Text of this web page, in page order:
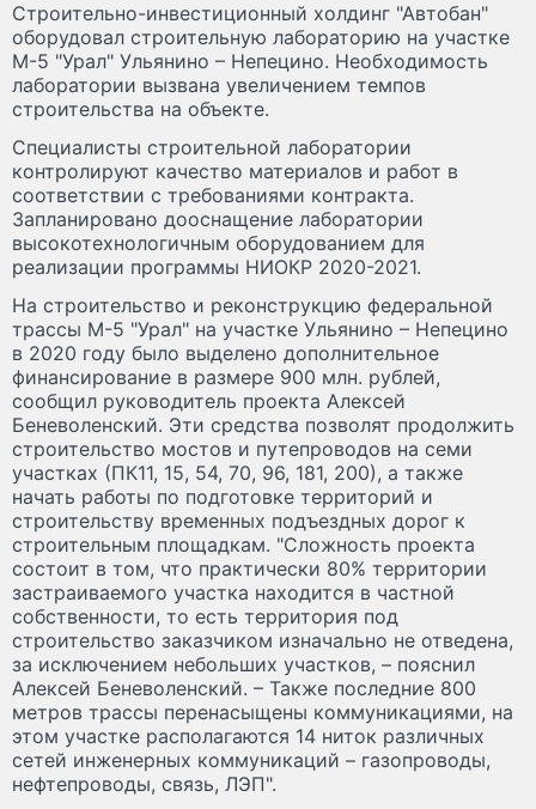
Строительно-инвестиционный холдинг "Автобан"
оборудовал строительную лабораторию на участке
М-5 "Урал" Ульянино – Непецино. Необходимость
лаборатории вызвана увеличением темпов
строительства на объекте.
Специалисты строительной лаборатории
контролируют качество материалов и работ в
соответствии с требованиями контракта.
Запланировано дооснащение лаборатории
высокотехнологичным оборудованием для
реализации программы НИОКР 2020-2021.
На строительство и реконструкцию федеральной
трассы М-5 "Урал" на участке Ульянино – Непецино
в 2020 году было выделено дополнительное
финансирование в размере 900 млн. рублей,
сообщил руководитель проекта Алексей
Беневоленский. Эти средства позволят продолжить
строительство мостов и путепроводов на семи
участках (ПК11, 15, 54, 70, 96, 181, 200), а также
начать работы по подготовке территорий и
строительству временных подъездных дорог к
строительным площадкам. "Сложность проекта
состоит в том, что практически 80% территории
застраиваемого участка находится в частной
собственности, то есть территория под
строительство заказчиком изначально не отведена,
за исключением небольших участков, – пояснил
Алексей Беневоленский. – Также последние 800
метров трассы перенасыщены коммуникациями, на
этом участке располагаются 14 ниток различных
сетей инженерных коммуникаций – газопроводы,
нефтепроводы, связь, ЛЭП".